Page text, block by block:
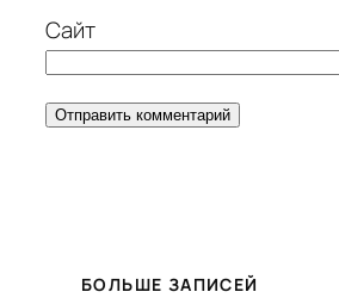
Сайт
БОЛЬШЕ ЗАПИСЕЙ